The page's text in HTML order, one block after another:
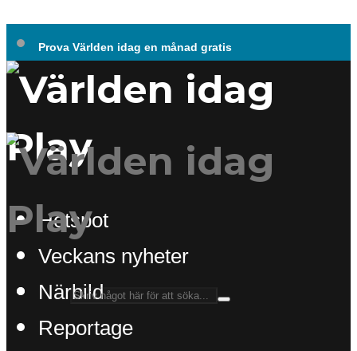
Prova Världen idag en månad gratis
Hotspot
Veckans nyheter
Närbild
Reportage